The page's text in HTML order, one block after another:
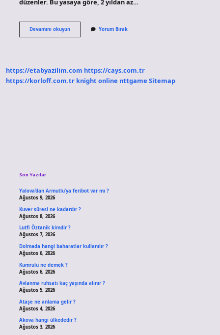
düzenler. Bu yasaya göre, 2 yıldan az…
Devamını okuyun1
2
Yorum Bırak
https://etabyazilim.com https://cays.com.tr
https://korloff.com.tr knight online nttgame Sitemap
Son Yazılar
Yalova’dan Armutlu’ya feribot var mı ?
Ağustos 9, 2026
Kuver süresi ne kadardır ?
Ağustos 8, 2026
Lutfi Öztanik kimdir ?
Ağustos 7, 2026
Dolmada hangi baharatlar kullanılır ?
Ağustos 6, 2026
Kumrulu ne demek ?
Ağustos 6, 2026
Avlanma ruhsatı kaç yaşında alınır ?
Ağustos 5, 2026
Ataşe ne anlama gelir ?
Ağustos 4, 2026
Akova hangi ülkededir ?
Ağustos 3, 2026